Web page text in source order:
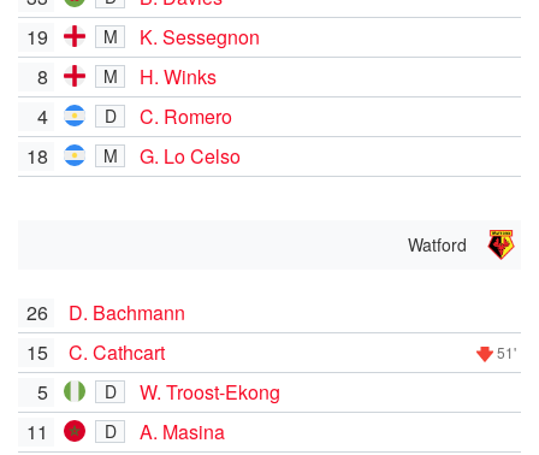
19
M
K. Sessegnon
8
M
H. Winks
4
D
C. Romero
18
M G. Lo Celso
Watford
26
D. Bachmann
15
C. Cathcart 51'
5 D
W. Troost-Ekong
11
D
A. Masina